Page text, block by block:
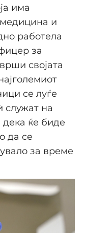
има
и
работела
за
својата
се луѓе
служат на
дека ќе биде
да се
за време